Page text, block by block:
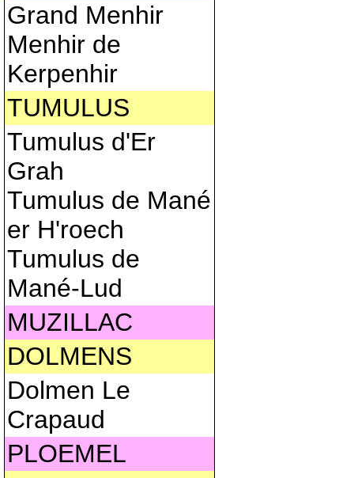
Grand Menhir
Menhir de
Kerpenhir
TUMULUS
Tumulus d'Er
Grah
Tumulus de Mané
er H'roech
Tumulus de
Mané-Lud
MUZILLAC
DOLMENS
Dolmen Le
Crapaud
PLOEMEL